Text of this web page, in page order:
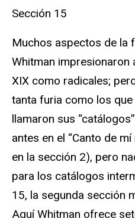
Sección 15
Muchos aspectos de la
Whitman
XIX como radicales;
tanta furia como los
llamaron sus
antes en el “Canto de
en la sección 2), pero
para los catálogos
15, la segunda sección
Aquí Whitman ofrece